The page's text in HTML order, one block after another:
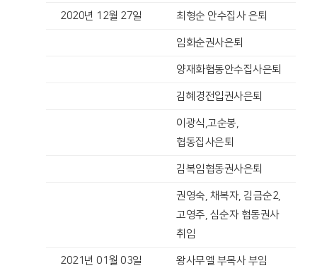
2020년 12월 27일 최형순 안수집사 은퇴
임화순권사은퇴
양재화협동안수집사은퇴
김혜경전입권사은퇴
이광식,고순봉,
협동집사은퇴
김복임협동권사은퇴
권영숙, 채복자, 김금순2,
고영주, 심순자 협동권사
취임
2021년 01월 03일 왕사무엘 부목사 부임